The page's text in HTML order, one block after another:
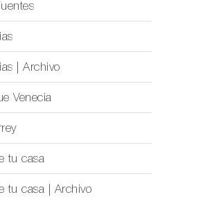
| Archivo
Venecia
tu casa
tu casa | Archivo